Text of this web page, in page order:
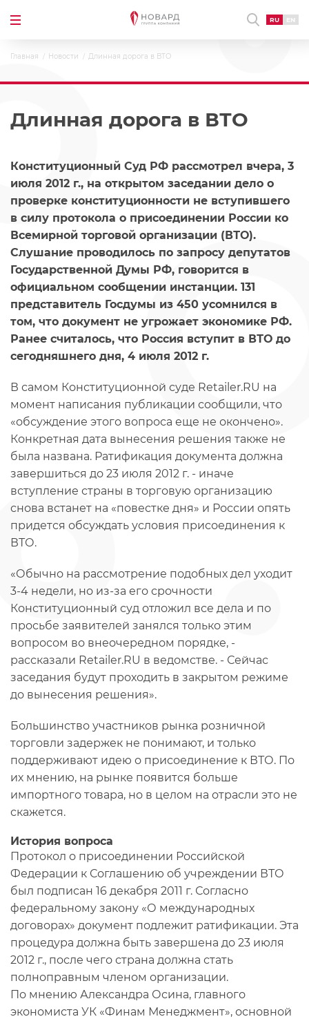
RU EN
Главная Новости Длинная дорога в ВТО
Длинная дорога в ВТО
Конституционный Суд РФ рассмотрел вчера, 3
июля 2012 г., на открытом заседании дело о
проверке конституционности не вступившего
в силу протокола о присоединении России ко
Всемирной торговой организации (ВТО).
Слушание проводилось по запросу депутатов
Государственной Думы РФ, говорится в
официальном сообщении инстанции. 131
представитель Госдумы из 450 усомнился в
том, что документ не угрожает экономике РФ.
Ранее считалось, что Россия вступит в ВТО до
сегодняшнего дня, 4 июля 2012 г.
В самом Конституционной суде Retailer.RU на
момент написания публикации сообщили, что
«обсуждение этого вопроса еще не окончено».
Конкретная дата вынесения решения также не
была названа. Ратификация документа должна
завершиться до 23 июля 2012 г. - иначе
вступление страны в торговую организацию
снова встанет на «повестке дня» и России опять
придется обсуждать условия присоединения к
ВТО.
«Обычно на рассмотрение подобных дел уходит
3-4 недели, но из-за его срочности
Конституционный суд отложил все дела и по
просьбе заявителей занялся только этим
вопросом во внеочередном порядке, -
рассказали Retailer.RU в ведомстве. - Сейчас
заседания будут проходить в закрытом режиме
до вынесения решения».
Большинство участников рынка розничной
торговли задержек не понимают, и только
поддерживают идею о присоединение к ВТО. По
их мнению, на рынке появится больше
импортного товара, но в целом на отрасли это не
скажется.
История вопроса
Протокол о присоединении Российской
Федерации к Соглашению об учреждении ВТО
был подписан 16 декабря 2011 г. Согласно
федеральному закону «О международных
договорах» документ подлежит ратификации. Эта
процедура должна быть завершена до 23 июля
2012 г., после чего страна должна стать
полноправным членом организации.
По мнению Александра Осина, главного
экономиста УК «Финам Менеджмент», основной